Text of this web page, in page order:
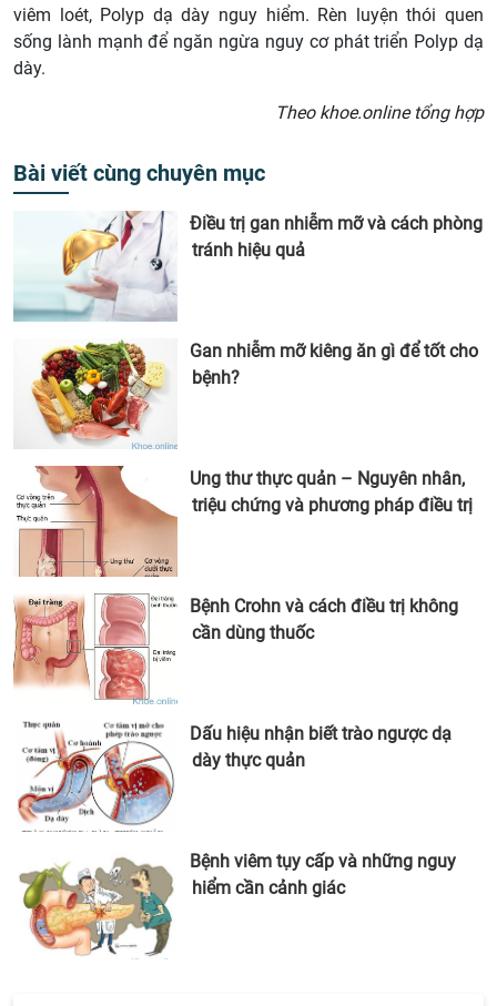
viêm loét, Polyp dạ dày nguy hiểm. Rèn luyện thói quen
sống lành mạnh để ngăn ngừa nguy cơ phát triển Polyp dạ
dày.
Theo khoe.online tổng hợp
Bài viết cùng chuyên mục
Điều trị gan nhiễm mỡ và cách phòng
tránh hiệu quả
Gan nhiễm mỡ kiêng ăn gì để tốt cho
bệnh?
Ung thư thực quản – Nguyên nhân,
triệu chứng và phương pháp điều trị
Bệnh Crohn và cách điều trị không
cần dùng thuốc
Dấu hiệu nhận biết trào ngược dạ
dày thực quản
Bệnh viêm tụy cấp và những nguy
hiểm cần cảnh giác